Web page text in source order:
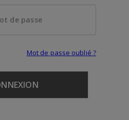
Mot de passe oublié ?